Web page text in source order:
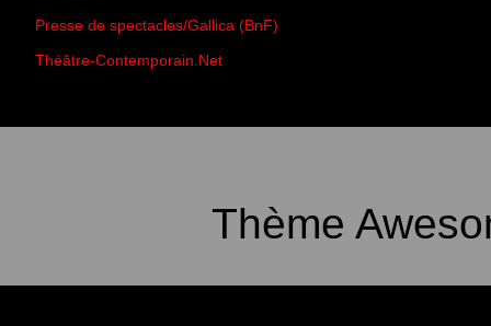
Presse de spectacles/Gallica (BnF)
Théâtre-Contemporain.Net
Thème